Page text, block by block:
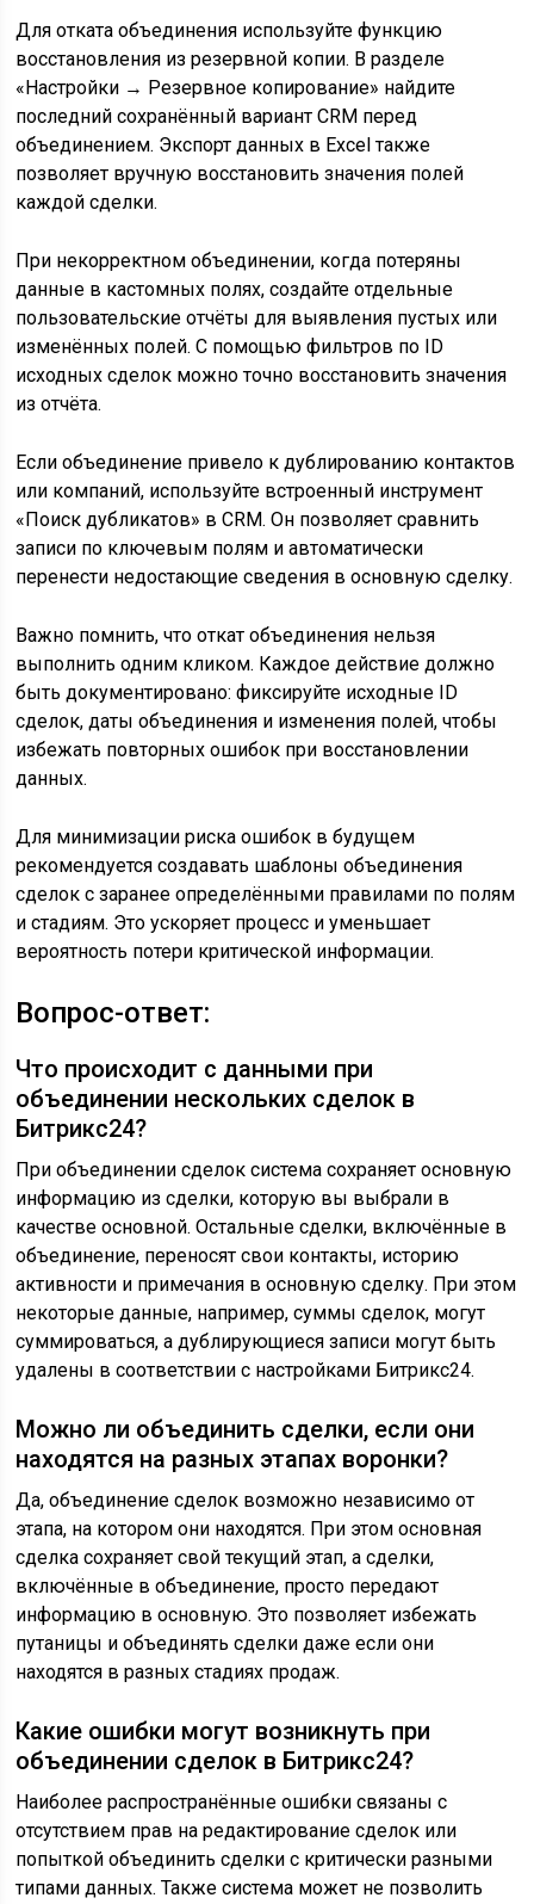
Для отката объединения используйте функцию
восстановления из резервной копии. В разделе
«Настройки → Резервное копирование» найдите
последний сохранённый вариант CRM перед
объединением. Экспорт данных в Excel также
позволяет вручную восстановить значения полей
каждой сделки.
При некорректном объединении, когда потеряны
данные в кастомных полях, создайте отдельные
пользовательские отчёты для выявления пустых или
изменённых полей. С помощью фильтров по ID
исходных сделок можно точно восстановить значения
из отчёта.
Если объединение привело к дублированию контактов
или компаний, используйте встроенный инструмент
«Поиск дубликатов» в CRM. Он позволяет сравнить
записи по ключевым полям и автоматически
перенести недостающие сведения в основную сделку.
Важно помнить, что откат объединения нельзя
выполнить одним кликом. Каждое действие должно
быть документировано: фиксируйте исходные ID
сделок, даты объединения и изменения полей, чтобы
избежать повторных ошибок при восстановлении
данных.
Для минимизации риска ошибок в будущем
рекомендуется создавать шаблоны объединения
сделок с заранее определёнными правилами по полям
и стадиям. Это ускоряет процесс и уменьшает
вероятность потери критической информации.
Вопрос-ответ:
Что происходит с данными при
объединении нескольких сделок в
Битрикс24?
При объединении сделок система сохраняет основную
информацию из сделки, которую вы выбрали в
качестве основной. Остальные сделки, включённые в
объединение, переносят свои контакты, историю
активности и примечания в основную сделку. При этом
некоторые данные, например, суммы сделок, могут
суммироваться, а дублирующиеся записи могут быть
удалены в соответствии с настройками Битрикс24.
Можно ли объединить сделки, если они
находятся на разных этапах воронки?
Да, объединение сделок возможно независимо от
этапа, на котором они находятся. При этом основная
сделка сохраняет свой текущий этап, а сделки,
включённые в объединение, просто передают
информацию в основную. Это позволяет избежать
путаницы и объединять сделки даже если они
находятся в разных стадиях продаж.
Какие ошибки могут возникнуть при
объединении сделок в Битрикс24?
Наиболее распространённые ошибки связаны с
отсутствием прав на редактирование сделок или
попыткой объединить сделки с критически разными
типами данных. Также система может не позволить